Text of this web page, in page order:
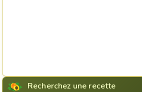
Recherchez une recette